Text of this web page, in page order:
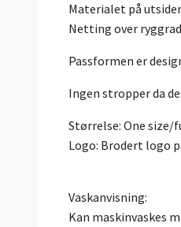
Materialet på
Netting over
Passformen er
Ingen stropper da
Størrelse: One size/
Logo: Brodert logo
Vaskanvisning:
Kan maskinvaskes